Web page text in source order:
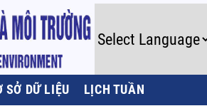
SỞ DỮ LIỆU LỊCH TUẦN